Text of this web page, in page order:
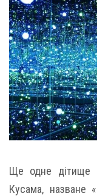
Ще одне дітище
Кусама, назване